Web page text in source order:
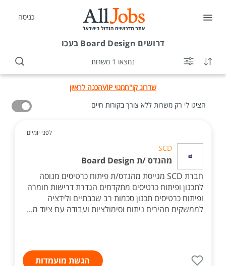
כניסה
דרושים Board Design בעכו
נמצאו 1 משרות
שדרוג קו"חמנוי VIP
הכנה לראיון
הציגו לי רק משרות ללא צורך בקורות חיים
לפני יומיים
SCD
מהנדס /ת Board Design
חברת SCD מגייסת מהנדס/ת פיתוח כרטיסים מנוסה
לתכנון ופיתוח כרטיסים מתקדמים הגדרת דרישות חומרה
ופיתוח כרטיסים תכנון סכמות רב שכבתיים ולידציה
לממשקים מהירים ניתוח וסימולציות ועבודה עם ציוד מ...
הגשת מועמדות